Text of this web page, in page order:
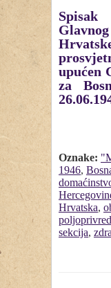
upućen
za
Oznake:
1946,
Hrvatska,
sekcija,